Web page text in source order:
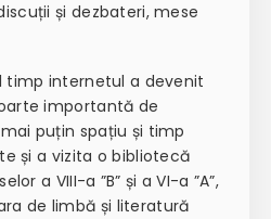
și dezbateri, mese
timp internetul a devenit
importantă de
puțin spațiu și timp
și a vizita o bibliotecă
a VIII-a ”B” și a VI-a ”A”,
de limbă și literatură